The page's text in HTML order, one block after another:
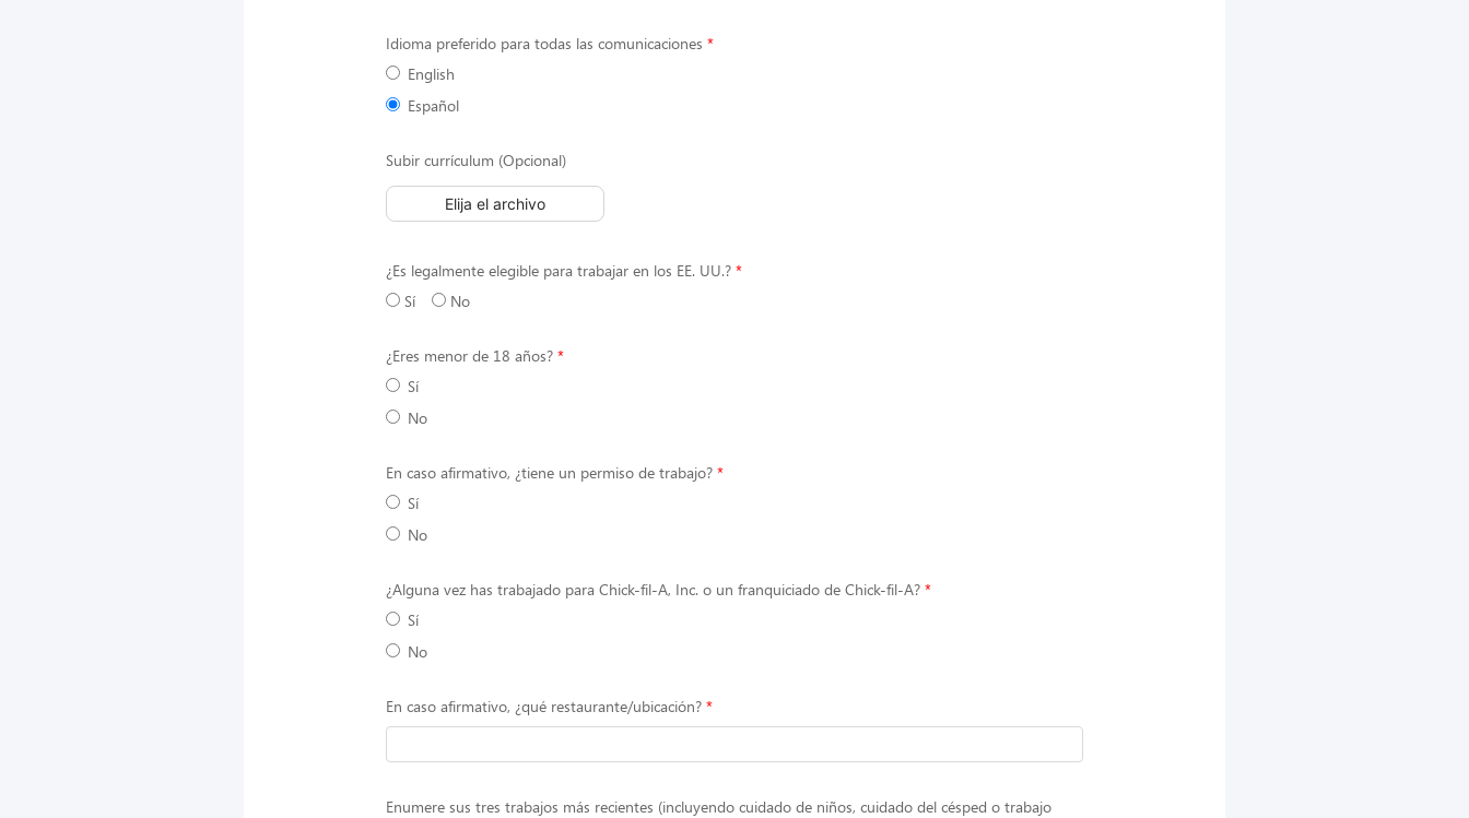
Idioma preferido para todas las comunicaciones
English
Español
Subir currículum (Opcional)
Elija el archivo
¿Es legalmente elegible para trabajar en los EE. UU.?
Sí
No
¿Eres menor de 18 años?
Sí
No
En caso afirmativo, ¿tiene un permiso de trabajo?
Sí
No
¿Alguna vez has trabajado para Chick-fil-A, Inc. o un franquiciado de Chick-fil-A?
Sí
No
En caso afirmativo, ¿qué restaurante/ubicación?
Enumere sus tres trabajos más recientes (incluyendo cuidado de niños, cuidado del césped o trabajo